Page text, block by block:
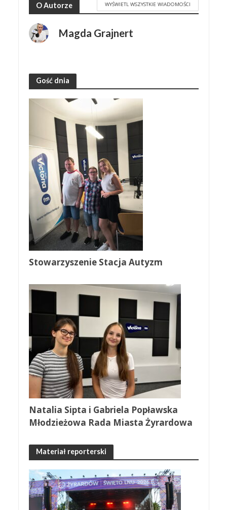
O Autorze WYŚWIETL WSZYSTKIE WIADOMOŚCI
Magda Grajnert
Gość dnia
Stowarzyszenie Stacja Autyzm
Natalia Sipta i Gabriela Popławska
Młodzieżowa Rada Miasta Żyrardowa
Materiał reporterski